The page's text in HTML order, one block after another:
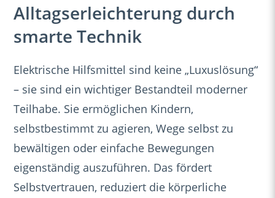
Alltagserleichterung durch
smarte Technik
Elektrische Hilfsmittel sind keine „Luxuslösung“
– sie sind ein wichtiger Bestandteil moderner
Teilhabe. Sie ermöglichen Kindern,
selbstbestimmt zu agieren, Wege selbst zu
bewältigen oder einfache Bewegungen
eigenständig auszuführen. Das fördert
Selbstvertrauen, reduziert die körperliche